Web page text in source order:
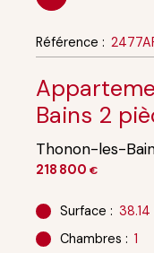
Référence :
Bains 2
Thonon-les-
218 800 €
Surface : 38.14
Chambres : 1